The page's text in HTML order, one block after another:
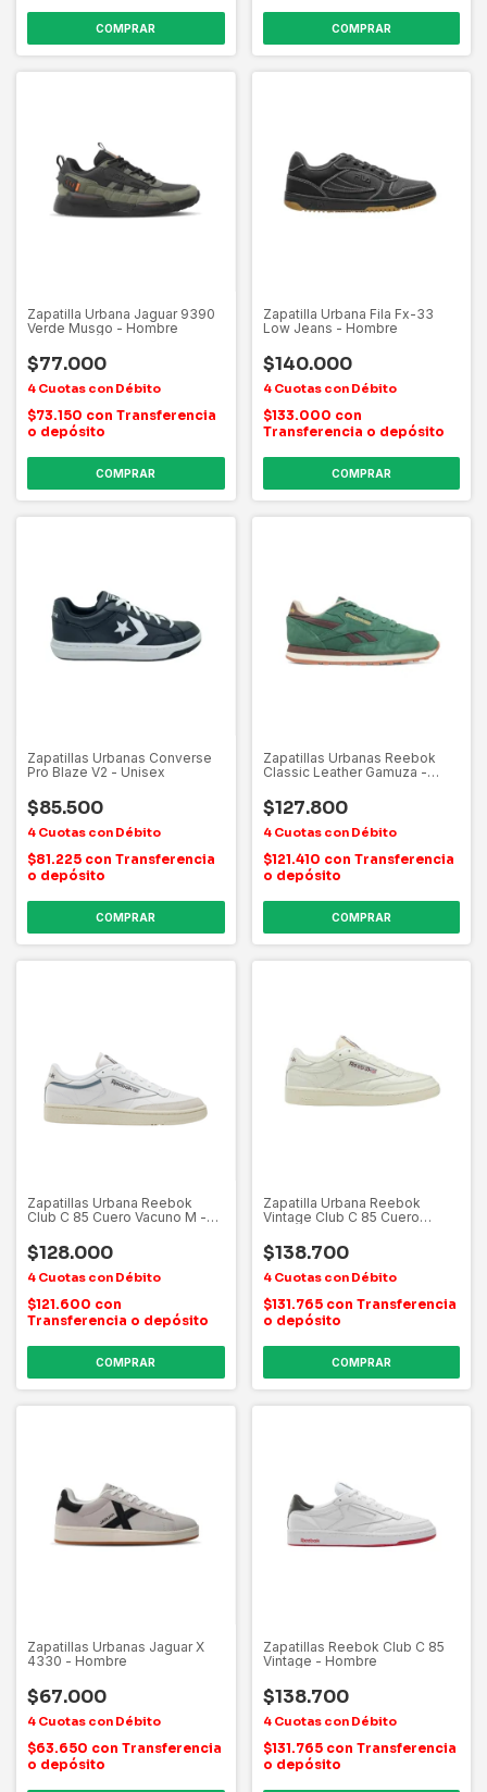
COMPRAR COMPRAR
Zapatilla Urbana Jaguar 9390
Verde Musgo - Hombre
$77.000
$73.150 con Transferencia
o depósito
COMPRAR
Zapatilla Urbana Fila Fx-33
Low Jeans - Hombre
$140.000
$133.000 con
Transferencia o depósito
COMPRAR
Zapatillas Urbanas Converse
Pro Blaze V2 - Unisex
$85.500
$81.225 con Transferencia
o depósito
COMPRAR
Zapatillas Urbanas Reebok
Classic Leather Gamuza -
$127.800
$121.410 con Transferencia
o depósito
COMPRAR
Zapatillas Urbana Reebok
Club C 85 Cuero Vacuno M -
$128.000
$121.600 con
Transferencia o depósito
COMPRAR
Zapatilla Urbana Reebok
Vintage Club C 85 Cuero
$138.700
$131.765 con Transferencia
o depósito
COMPRAR
Zapatillas Urbanas Jaguar X
4330 - Hombre
$67.000
$63.650 con Transferencia
o depósito
Zapatillas Reebok Club C 85
Vintage - Hombre
$138.700
$131.765 con Transferencia
o depósito